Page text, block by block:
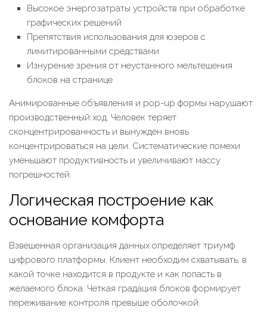
Высокое энергозатраты устройств при обработке
графических решений
Препятствия использования для юзеров с
лимитированными средствами
Изнурение зрения от неустанного мельтешения
блоков на странице
Анимированные объявления и pop-up формы нарушают
производственный ход. Человек теряет
сконцентрированность и вынужден вновь
концентрироваться на цели. Систематические помехи
уменьшают продуктивность и увеличивают массу
погрешностей.
Логическая построение как
основание комфорта
Взвешенная организация данных определяет триумф
цифрового платформы. Клиент необходим схватывать, в
какой точке находится в продукте и как попасть в
желаемого блока. Четкая градация блоков формирует
переживание контроля превыше оболочкой.